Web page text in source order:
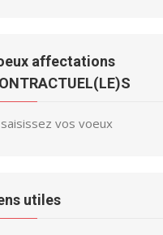
affectations
saisissez vos voeux
utiles